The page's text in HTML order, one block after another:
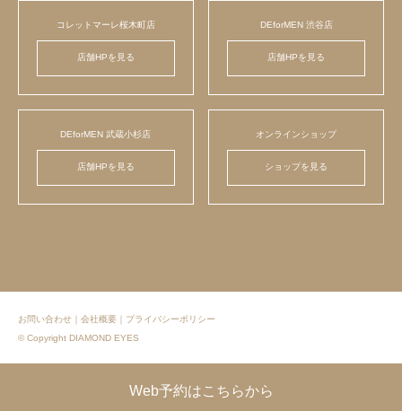
コレットマーレ桜木町店
店舗HPを見る
DEforMEN 渋谷店
店舗HPを見る
DEforMEN 武蔵小杉店
店舗HPを見る
オンラインショップ
ショップを見る
お問い合わせ 会社概要
プライバシーポリシー
© Copyright DIAMOND EYES
Web予約はこちらから